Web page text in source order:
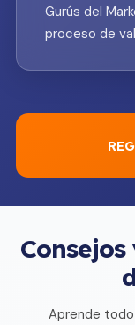
Gurús del
proceso de
Aprende